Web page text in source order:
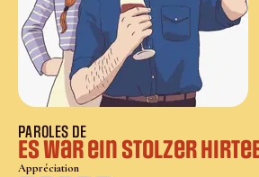
PAROLES DE
Es war ein stolzer
Appréciation